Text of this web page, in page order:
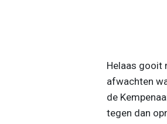
Helaas gooit
afwachten
de
tegen dan